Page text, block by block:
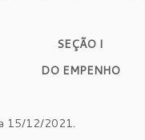
SEÇÃO I
DO EMPENHO
15/12/2021.